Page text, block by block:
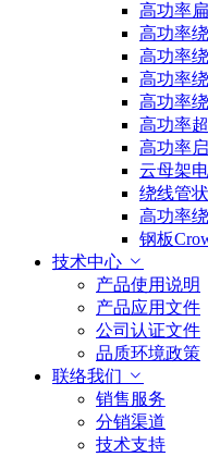
高功率
高功率
高功率
高功率
高功率
高功率
高功率
云母架
绕线管
高功率
钢板
技术中心
产品使用说明
产品应用文件
公司认证文件
品质环境政策
联络我们
销售服务
分销渠道
技术支持